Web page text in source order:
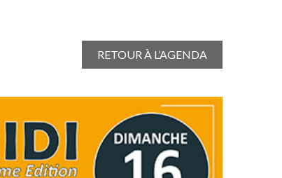
RETOUR À L’AGENDA